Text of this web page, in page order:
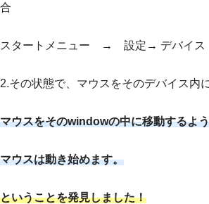
合
スタートメニュー → 設定→ デバイス
2.その状態で、マウスをそのデバイス内
マウスをそのwindowの中に移動するよ
マウスは動き始めます。
ということを発見しました！